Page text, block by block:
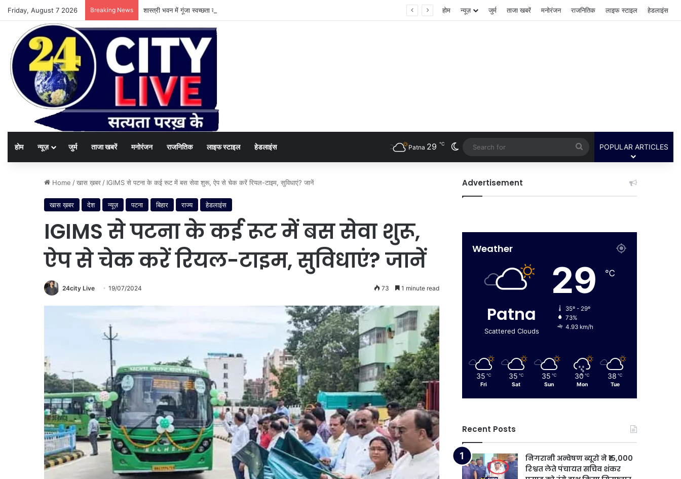
Friday, August 7 2026 Breaking News शास्त्री भवन में गूंजा स्वच्छता का शंखनाद: नुक्कड़ नाटक के जरिए विधायी विभाग ने पेश की मिसाल होम न्यूज़ जुर्म ताजा खबरें मनोरंजन राजनितिक लाइफ स्टाइल हेडलाइंस
होम न्यूज़ जुर्म ताजा खबरें मनोरंजन राजनितिक लाइफ स्टाइल हेडलाइंस Patna 29 ℃ Switch skin
Search
for
POPULAR ARTICLES
Home /खास ख़बर/ IGIMS से पटना के कई रूट में बस सेवा शुरू, ऐप से चेक करें रियल-टाइम, सुविधाएं? जानें
खास ख़बर देश न्यूज़ पटना बिहार राज्य हेडलाइंस
IGIMS से पटना के कई रूट में बस सेवा शुरू,
ऐप से चेक करें रियल-टाइम, सुविधाएं? जानें
24city Live 19/07/2024 73 1 minute read
Advertisement
Weather
Patna
Scattered Clouds
29 ℃
35º - 29º
73%
4.93 km/h
35 ℃
Fri
35 ℃
Sat
35 ℃
Sun
30 ℃
Mon
38 ℃
Tue
Recent Posts
निगरानी अन्वेषण ब्यूरो ने ₹15,000
रिश्वत लेते पंचायत सचिव शंकर